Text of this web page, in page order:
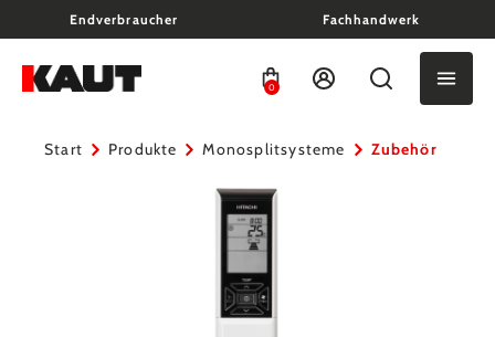
springenEndverbraucher Fachhandwerk
0
Start Produkte Monosplitsysteme Zubehör